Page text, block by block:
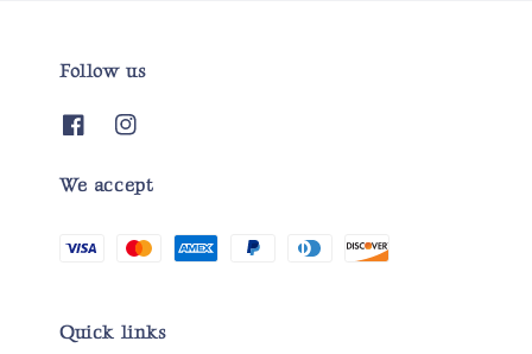
Follow us
We accept
Quick links